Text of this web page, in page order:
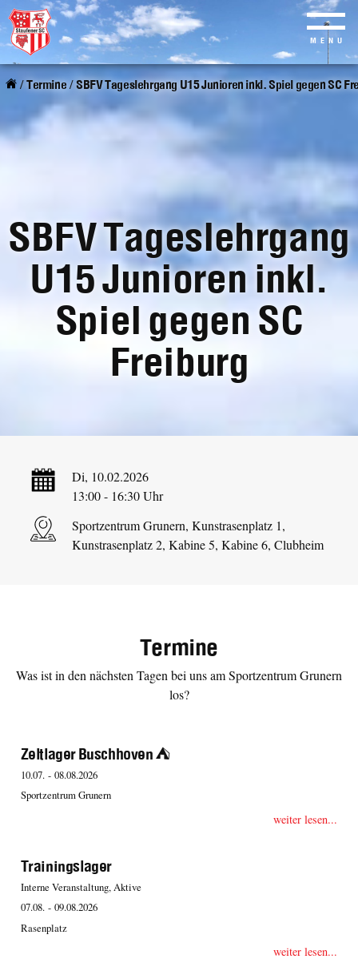
Skip
to
content
MENU
/Termine/SBFV Tageslehrgang U15 Junioren inkl. Spiel gegen SC
SBFV Tageslehrgang
U15 Junioren inkl.
Spiel gegen SC
Freiburg
Di, 10.02.2026
13:00 - 16:30 Uhr
Sportzentrum Grunern, Kunstrasenplatz 1,
Kunstrasenplatz 2, Kabine 5, Kabine 6, Clubheim
Termine
Was ist in den nächsten Tagen bei uns am Sportzentrum Grunern
los?
Zeltlager Buschhoven ⛺️
10.07. - 08.08.2026
Sportzentrum Grunern
weiter lesen...
Trainingslager
Interne Veranstaltung, Aktive
07.08. - 09.08.2026
Rasenplatz
weiter lesen...